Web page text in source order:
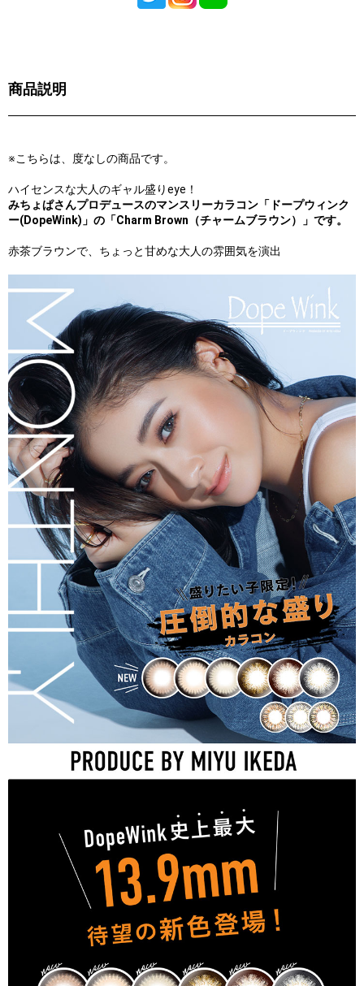
商品説明
※こちらは、度なしの商品です。
ハイセンスな大人のギャル盛りeye！
みちょぱさんプロデュースのマンスリーカラコン「ドープウィンク
ー(DopeWink)」の「Charm Brown（チャームブラウン）」です。
赤茶ブラウンで、ちょっと甘めな大人の雰囲気を演出